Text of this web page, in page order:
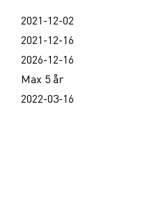
2021-12-02
2021-12-16
2026-12-16
Max 5 år
2022-03-16